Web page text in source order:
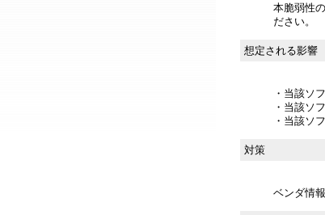
本脆弱性
ださい。
想定される影響
・当該ソ
・当該ソ
・当該ソ
対策
ベンダ情